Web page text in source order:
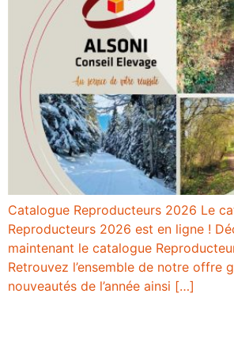
Catalogue Reproducteurs 2026 Le
Reproducteurs 2026 est en ligne !
maintenant le catalogue
Retrouvez l’ensemble de notre offre
nouveautés de l’année ainsi […]